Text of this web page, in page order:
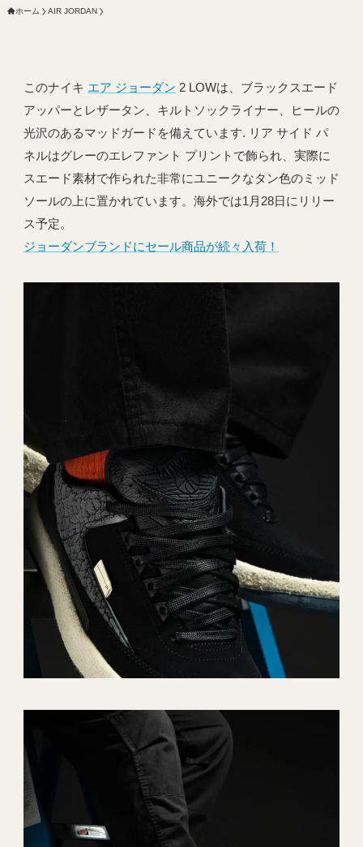
ホーム AIR JORDAN
このナイキ エア ジョーダン 2 LOWは、ブラックスエード
アッパーとレザータン、キルトソックライナー、ヒールの
光沢のあるマッドガードを備えています. リア サイド パ
ネルはグレーのエレファント プリントで飾られ、実際に
スエード素材で作られた非常にユニークなタン色のミッド
ソールの上に置かれています。海外では1月28日にリリー
ス予定。
ジョーダンブランドにセール商品が続々入荷！